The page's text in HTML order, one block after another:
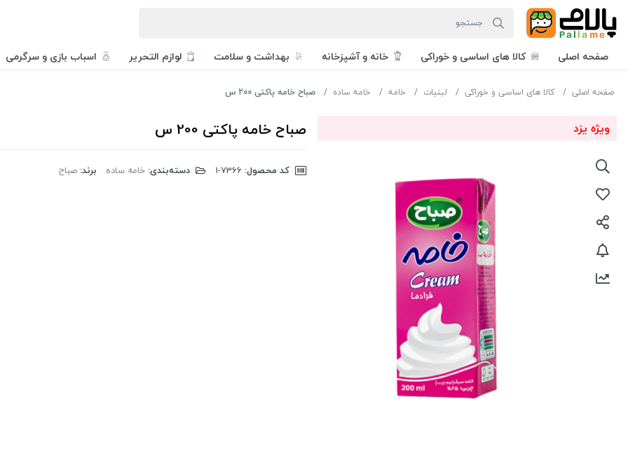
صفحه اصلی کالا های اساسی و خوراکی خانه و آشپزخانه بهداشت و سلامت لوازم التحریر اسباب بازی و سرگرمی
صفحه اصلی کالا های اساسی و خوراکی لبنیات خامه خامه ساده صباح خامه پاکتی 200 س
ویژه یزد صباح خامه پاکتی 200 س
کد محصول: دسته‌بندی: خامه ساده برند: صباح